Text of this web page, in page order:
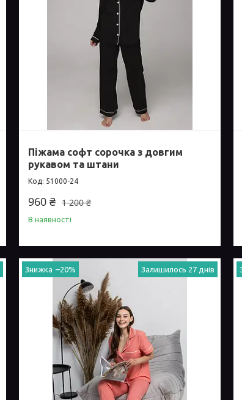
Піжама софт сорочка з довгим
рукавом та штани
51000-24
1 200 ₴
960 ₴
В наявності
–20% Залишилось 27 днів